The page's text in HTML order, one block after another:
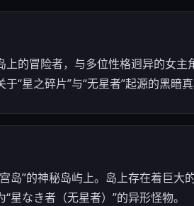
上的冒险者，与多位性格迥异的女
“星之碎片”与“无星者”起源的黑暗真
岛”的神秘岛屿上。岛上存在着巨
星なき者（无星者）”的异形怪物。